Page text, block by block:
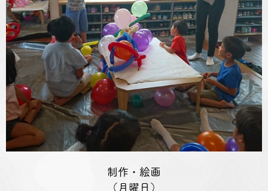
制作・絵画
（月曜日）